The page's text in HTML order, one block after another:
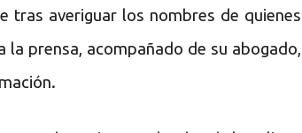
tras averiguar los nombres de quienes
prensa, acompañado de su abogado,